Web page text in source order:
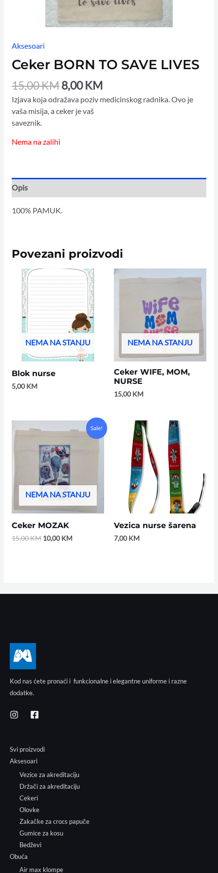
Aksesoari
Ceker BORN TO SAVE LIVES
15,00KM8,00KM
Izjava koja odražava poziv medicinskog radnika. Ovo je
vaša misija, a ceker je vaš
saveznik.
Nema na zalihi
Opis
100% PAMUK.
Povezani proizvodi
NEMA NA STANJU
Blok nurse
5,00KM
NEMA NA STANJU
Ceker WIFE, MOM,
NURSE
15,00KM
Sale!
NEMA NA STANJU
Ceker MOZAK
15,00KM
price
15,00 KM.
10,00KM
Current
price
Vezica nurse šarena
7,00KM
Kod nas ćete pronaći i funkcionalne i elegantne uniforme i razne
dodatke.
Svi proizvodi
Aksesoari
Vezice za akreditaciju
Držači za akreditaciju
Cekeri
Olovke
Zakačke za crocs papuče
Gumice za kosu
Bedževi
Obuća
Air max klompe